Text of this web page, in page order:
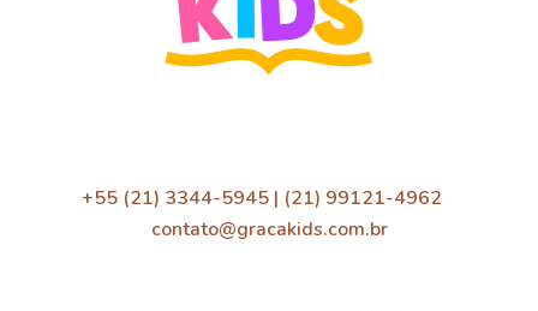
+55 (21) 3344-5945 | (21) 99121-4962
contato@gracakids.com.br